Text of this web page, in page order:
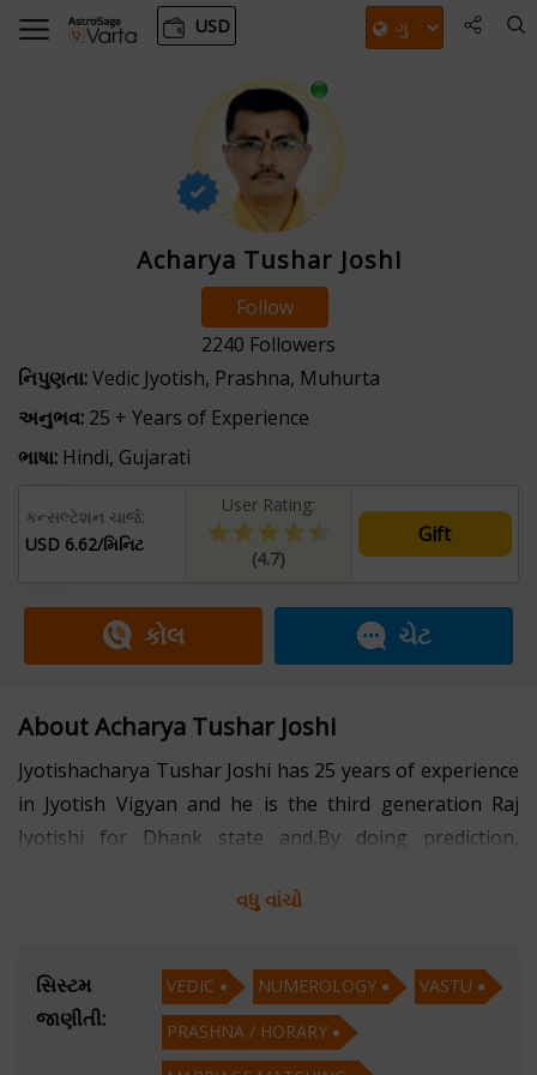
USD
Acharya Tushar Joshi
Follow
2240 Followers
નિપુણતા:Vedic Jyotish, Prashna, Muhurta
અનુભવ: 25 + Years of Experience
ભાષા: Hindi, Gujarati
કન્સલ્ટેશન ચાર્જ:
USD 6.62/મિનિટ
User Rating:
(4.7)
Gift
કોલ ચેટ
About Acharya Tushar Joshi
Jyotishacharya Tushar Joshi has 25 years of experience
in Jyotish Vigyan and he is the third generation Raj
Jyotishi for Dhank state and,By doing prediction,
he has gained good experience on remedies and have
He specializes in Vedic Jyotish, Prashna Kundli,
Muhurats and Numerology.
વધુ વાંચો
સિસ્ટમ
જાણીતી:
VEDIC NUMEROLOGY
VASTU
PRASHNA / HORARY